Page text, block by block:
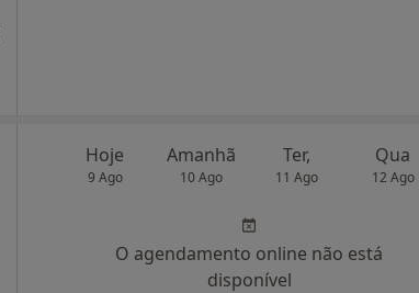
Hoje
9 Ago
Amanhã
10 Ago
Ter,
11 Ago
Qua
12 Ago
O agendamento online não está
disponível